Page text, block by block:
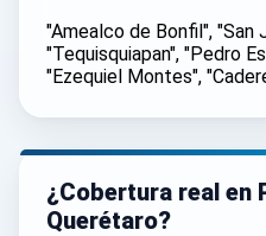
"Amealco de Bonfil", "San
"Tequisquiapan", "Pedro
"Ezequiel Montes",
¿Cobertura real en
Querétaro?